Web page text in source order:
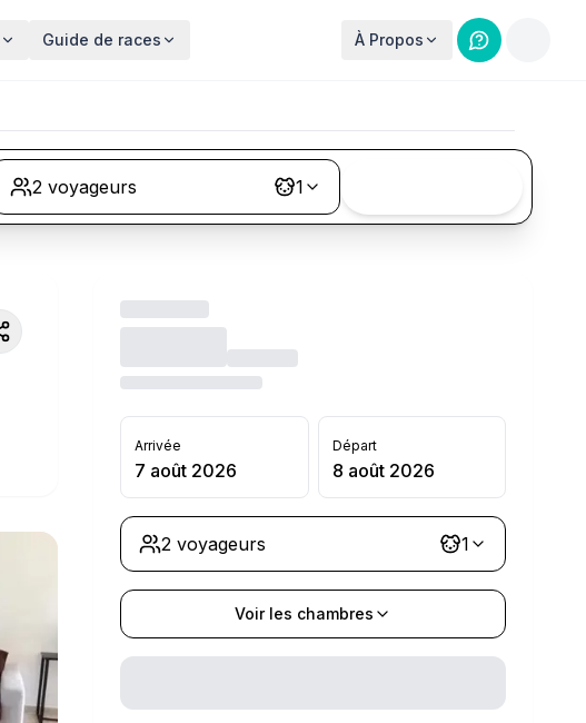
Guide de races À Propos
2 voyageurs 1
Arrivée
7 août 2026
Départ
8 août 2026
2 voyageurs 1
Voir les chambres